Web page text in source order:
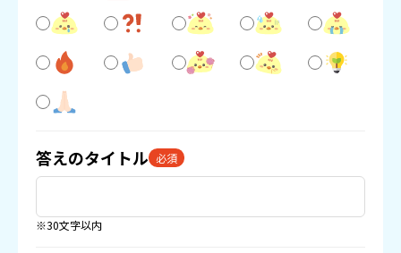
答えのタイトル 必須
※30文字以内